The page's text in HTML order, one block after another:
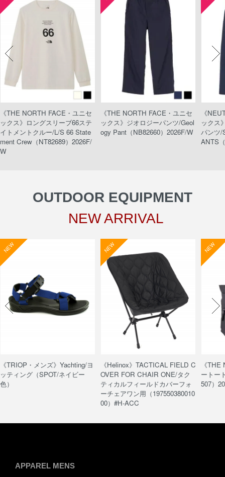
《THE NORTH FACE・ユニセ
ックス》ロングスリーブ66ステ
イトメントクルー/L/S 66 State
ment Crew（NT82689）2026F/
W
《THE NORTH FACE・ユニセ
ックス》ジオロジーパンツ/Geol
ogy Pant（NB82660）2026F/W
《
ックス
パンツ
ANTS
OUTDOOR EQUIPMENT
NEW ARRIVAL
NEW
《TRIOP・メンズ》Yachting/ヨ
ッティング（SPOT/ネイビー
色）
NEW
《Helinox》TACTICAL FIELD C
OVER FOR CHAIR ONE/タク
ティカルフィールドカバーフォ
ーチェアワン用（197550380010
00）#H-ACC
NEW
《
ートー
507）
APPAREL MENS